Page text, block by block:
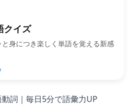
クイズ
身につき楽しく単語を覚える新感
詞｜毎日5分で語彙力UP